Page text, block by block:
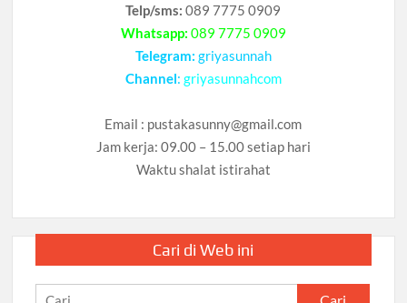
Telp/sms: 089 7775 0909
Whatsapp: 089 7775 0909
Telegram: griyasunnah
Channel: griyasunnahcom
Email : pustakasunny@gmail.com
Jam kerja: 09.00 – 15.00 setiap hari
Waktu shalat istirahat
Cari di Web ini
Cari